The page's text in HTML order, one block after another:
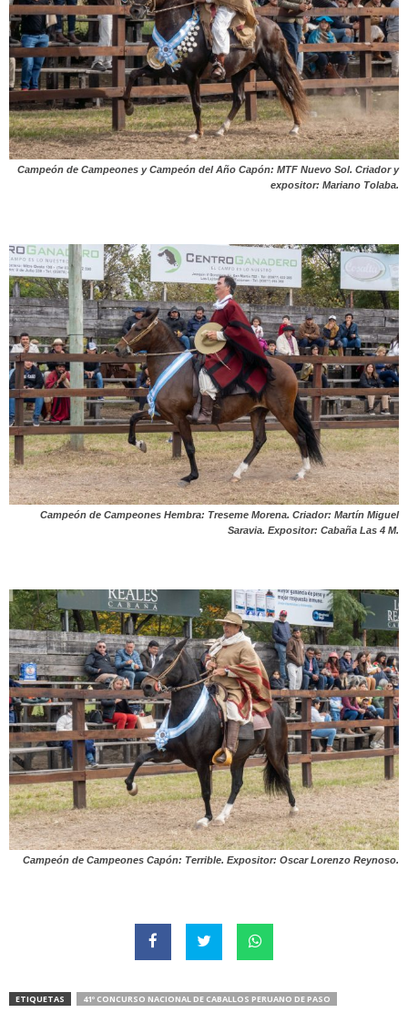
Campeón de Campeones y Campeón del Año Capón: MTF Nuevo Sol. Criador y
expositor: Mariano Tolaba.
Campeón de Campeones Hembra: Treseme Morena. Criador: Martín Miguel
Saravia. Expositor: Cabaña Las 4 M.
Campeón de Campeones Capón: Terrible. Expositor: Oscar Lorenzo Reynoso.
ETIQUETAS 41º CONCURSO NACIONAL DE CABALLOS PERUANO DE PASO